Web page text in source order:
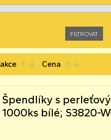
akce arrow_upward arrow_downward Cena arrow_upward arrow_downward
Špendlíky s
1000ks bílé; S3820-